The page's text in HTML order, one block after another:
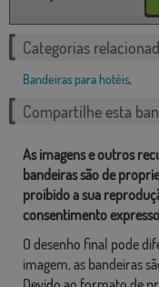
Categorias
Bandeiras para hotéis,
Compartilhe esta
As imagens e outros
bandeiras são de
proibido a sua
consentimento
O desenho final pode
imagem, as bandeiras